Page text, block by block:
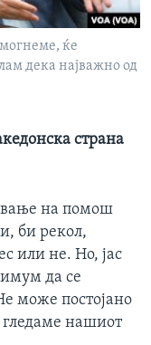
ќе
дека најважно од
страна
на помош
би рекол,
или не. Но, јас
да се
може постојано
гледаме нашиот